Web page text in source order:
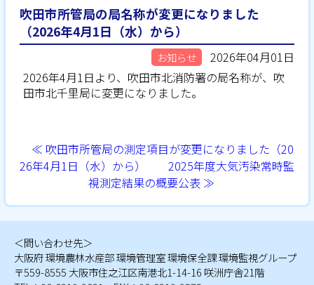
吹田市所管局の局名称が変更になりました
（2026年4月1日（水）から）
お知らせ
2026年04月01日
2026年4月1日より、吹田市北消防署の局名称が、吹
田市北千里局に変更になりました。
≪ 吹田市所管局の測定項目が変更になりました（20
26年4月1日（水）から）
2025年度大気汚染常時監
視測定結果の概要公表 ≫
＜問い合わせ先＞
大阪府 環境農林水産部 環境管理室 環境保全課 環境監視グループ
〒559-8555 大阪市住之江区南港北1-14-16 咲洲庁舎21階